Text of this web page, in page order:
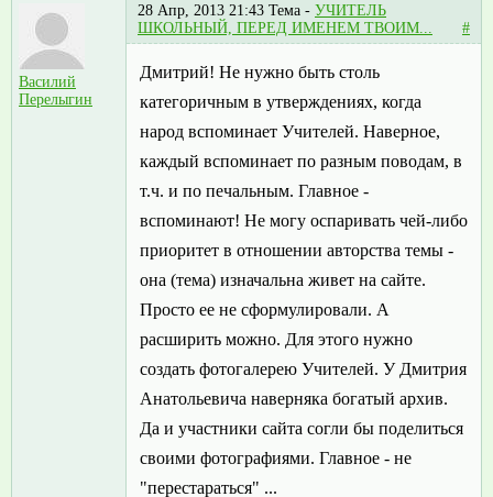
Василий
Перелыгин
28 Апр, 2013 21:43 Тема - УЧИТЕЛЬ
ШКОЛЬНЫЙ, ПЕРЕД ИМЕНЕМ ТВОИМ...
#
Дмитрий! Не нужно быть столь
категоричным в утверждениях, когда
народ вспоминает Учителей. Наверное,
каждый вспоминает по разным поводам, в
т.ч. и по печальным. Главное -
вспоминают! Не могу оспаривать чей-либо
приоритет в отношении авторства темы -
она (тема) изначальна живет на сайте.
Просто ее не сформулировали. А
расширить можно. Для этого нужно
создать фотогалерею Учителей. У Дмитрия
Анатольевича наверняка богатый архив.
Да и участники сайта согли бы поделиться
своими фотографиями. Главное - не
"перестараться" ...